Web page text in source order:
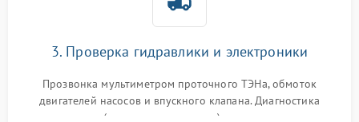
3. Проверка гидравлики и электроники
Прозвонка мультиметром проточного ТЭНа, обмоток
двигателей насосов и впускного клапана. Диагностика
прессостата (датчика уровня воды), датчика мутности,